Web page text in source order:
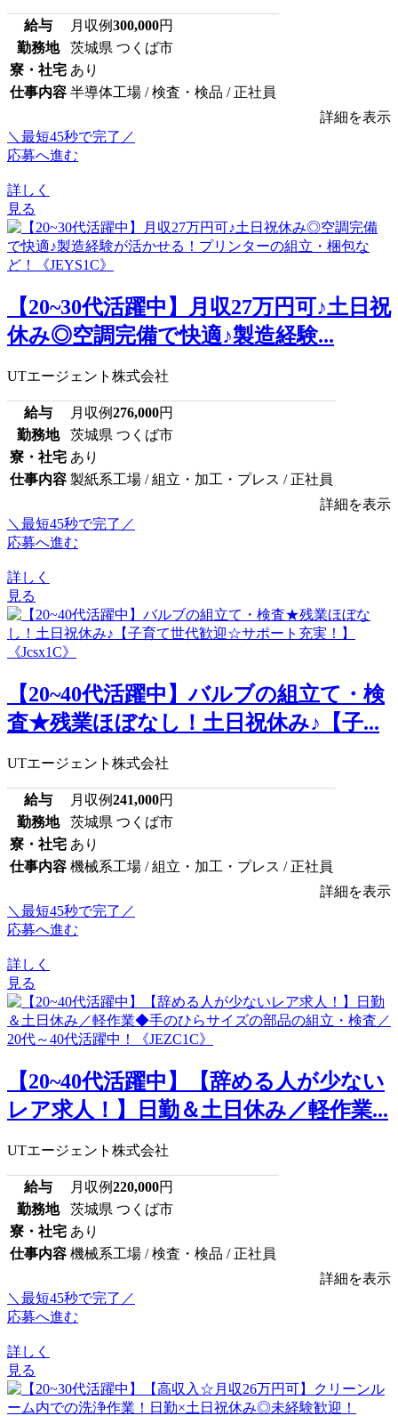
給与 月収例300,000円
勤務地
茨城県 つくば市
寮・社宅 あり
仕事内容 半導体工場 / 検査・検品 / 正社員
詳細を表示
＼最短45秒で完了／
応募へ進む
詳しく
見る
【20~30代活躍中】月収27万円可♪土日祝
休み◎空調完備で快適♪製造経験...
UTエージェント株式会社
給与 月収例276,000円
勤務地
茨城県 つくば市
寮・社宅 あり
仕事内容 製紙系工場 / 組立・加工・プレス / 正社員
詳細を表示
＼最短45秒で完了／
応募へ進む
詳しく
見る
【20~40代活躍中】バルブの組立て・検
査★残業ほぼなし！土日祝休み♪【子...
UTエージェント株式会社
給与 月収例241,000円
勤務地
茨城県 つくば市
寮・社宅 あり
仕事内容 機械系工場 / 組立・加工・プレス / 正社員
詳細を表示
＼最短45秒で完了／
応募へ進む
詳しく
見る
【20~40代活躍中】【辞める人が少ない
レア求人！】日勤＆土日休み／軽作業...
UTエージェント株式会社
給与 月収例220,000円
勤務地
茨城県 つくば市
寮・社宅 あり
仕事内容 機械系工場 / 検査・検品 / 正社員
詳細を表示
＼最短45秒で完了／
応募へ進む
詳しく
見る